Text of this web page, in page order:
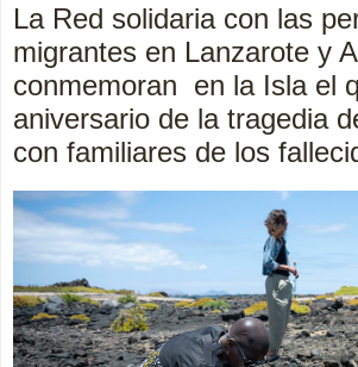
La Red solidaria con las
migrantes en Lanzarote y
conmemoran en la Isla el
aniversario de la tragedia
con familiares de los